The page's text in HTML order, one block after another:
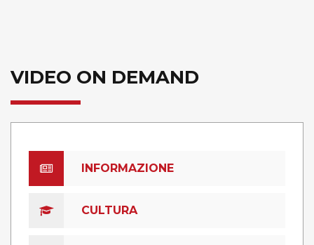
VIDEO ON DEMAND
INFORMAZIONE
CULTURA